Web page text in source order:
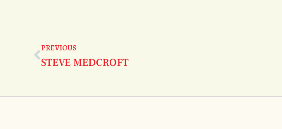
PREVIOUS
STEVE MEDCROFT